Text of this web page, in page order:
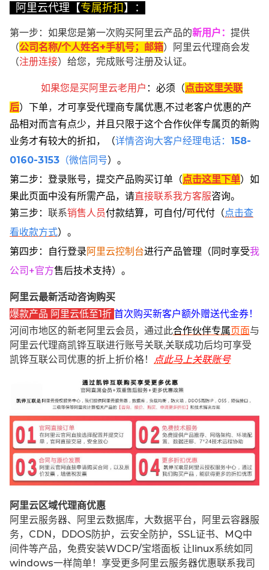
阿里云代理【专属折扣】：
第一步：如果您是第一次购买阿里云产品的新用户 ： 提供
（公司名称/个人姓名+手机号；邮箱）阿里云代理商会发
（注册连接）给您，完成账号注册及认证。
如果您是买阿里云老用户 ： 必须 （点击这里关联
后） 下单， 才可享受代理商专属优惠,不过老客户优惠的产
品相对而言有点少，并且只限于这个合作伙伴专属页的新购
业务才有较大的折扣，
（详情咨询大客户经理电话： 158-
0160-3153 （微信同号）。
第二步：登录账号，提交产品购买订单（点击这里下单） 如
果此页面中没有所需产品，请直接联系我方客服咨询。
第三步： 联系销售人员付款结算，可自付/可代付（点击查
看收款方式）。
第四步：自行登录阿里云控制台进行产品管理（同时享受我
公司+官方售后技术支持）。
阿里云最新活动咨询购买
爆款产品 阿里云低至1折 首次购买新客户额外赠送代金券！
河间市地区的新老阿里云会员，通过此合作伙伴专属页面与
阿里云代理商凯铧互联进行账号关联,关联成功后均可享受
凯铧互联公司优惠的折上折价格！
点此马上关联账号
阿里云区域代理商优惠
阿里云服务器、阿里云数据库，大数据平台，阿里云容器服
务，CDN，DDOS防护，云安全防护，SSL证书、MQ中
间件等产品，免费安装WDCP/宝塔面板 让 linux系统如同
windows一样简单！享受更多阿里云服务器优惠联系我司